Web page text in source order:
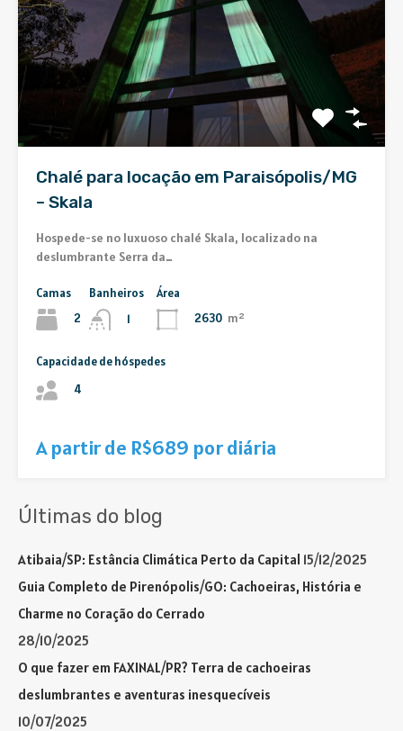
Chalé para locação em Paraisópolis/MG
– Skala
Hospede-se no luxuoso chalé Skala, localizado na
deslumbrante Serra da…
Camas
2
Banheiros
1
Área
2630 m²
Capacidade de hóspedes
4
A partir de R$689 por diária
Últimas do blog
Atibaia/SP: Estância Climática Perto da Capital 15/12/2025
Guia Completo de Pirenópolis/GO: Cachoeiras, História e
Charme no Coração do Cerrado
28/10/2025
O que fazer em FAXINAL/PR? Terra de cachoeiras
deslumbrantes e aventuras inesquecíveis
10/07/2025